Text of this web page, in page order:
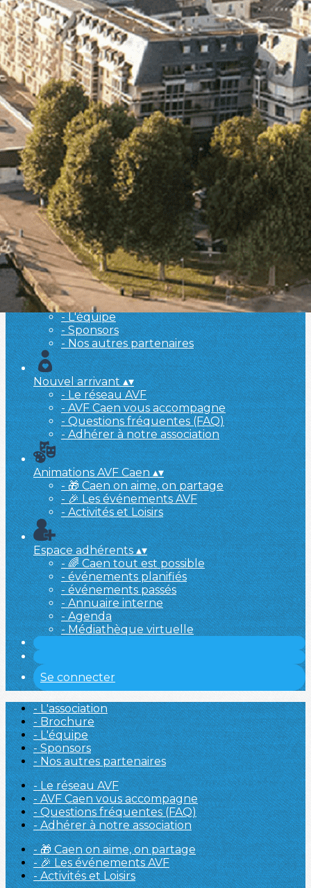
Exporter les lignes sélectionnées
Exporter toutes les colonnes
Exporter uniquement les colonnes affichées
Menu
<
>
- 🎁 Caen on aime, on partage
- 🎉 Les événements AVF
- Activités et Loisirs
Ajoutez un logo, un bouton, des réseaux sociaux
Cliquez pour éditer
L'association▴▾
- L'association
- Brochure
- L'équipe
- Sponsors
- Nos autres partenaires
Nouvel arrivant▴▾
- Le réseau AVF
- AVF Caen vous accompagne
- Questions fréquentes (FAQ)
- Adhérer à notre association
Animations AVF Caen▴▾
- 🎁 Caen on aime, on partage
- 🎉 Les événements AVF
- Activités et Loisirs
Espace adhérents▴▾
- 🌈 Caen tout est possible
- événements planifiés
- événements passés
- Annuaire interne
- Agenda
- Médiathèque virtuelle
Se connecter
- L'association
- Brochure
- L'équipe
- Sponsors
- Nos autres partenaires
- Le réseau AVF
- AVF Caen vous accompagne
- Questions fréquentes (FAQ)
- Adhérer à notre association
- 🎁 Caen on aime, on partage
- 🎉 Les événements AVF
- Activités et Loisirs